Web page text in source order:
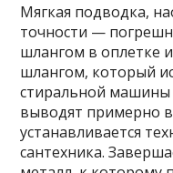
Мягкая подводка,
точности —
шлангом в оплетке
шлангом, который
стиральной
выводят примерно
устанавливается
сантехника.